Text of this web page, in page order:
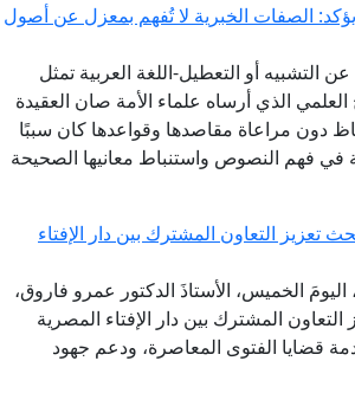
الصفات الخبرية لا تُفهم بمعزل عن أصول
أو التعطيل-اللغة العربية تمثل
الذي أرساه علماء الأمة صان العقيدة
دون مراعاة مقاصدها وقواعدها كان سببًا
فهم النصوص واستنباط معانيها الصحيحة
تعزيز التعاون المشترك بين دار الإفتاء
الخميس، الأستاذَ الدكتور عمرو فاروق،
المشترك بين دار الإفتاء المصرية
قضايا الفتوى المعاصرة، ودعم جهود